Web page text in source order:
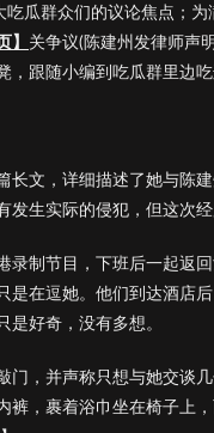
吃瓜群众们的议论焦点；
】 关争议(陈建州发律师声
跟随小编到吃瓜群里边吃
长文，详细描述了她与陈
生实际的侵犯，但这次
录制节目，下班后一起返
是在逗她。他们到达酒店
是好奇，没有多想。
门，并声称只想与她交谈
裤，裹着浴巾坐在椅子上